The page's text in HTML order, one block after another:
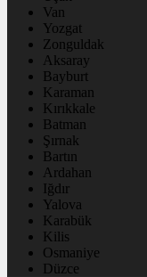
Van
Yozgat
Zonguldak
Aksaray
Bayburt
Karaman
Kırıkkale
Batman
Şırnak
Bartın
Ardahan
Iğdır
Yalova
Karabük
Kilis
Osmaniye
Düzce